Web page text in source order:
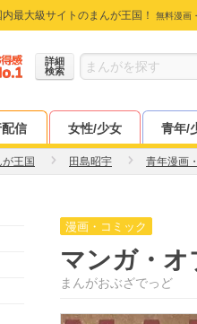
最大級サイトのまんが王国！ 無料漫画
詳細
検索
信 女性/少女 青年/
王国 田島昭宇 青年漫画
漫画・コミック
マンガ・オ
まんがおぶざでっど